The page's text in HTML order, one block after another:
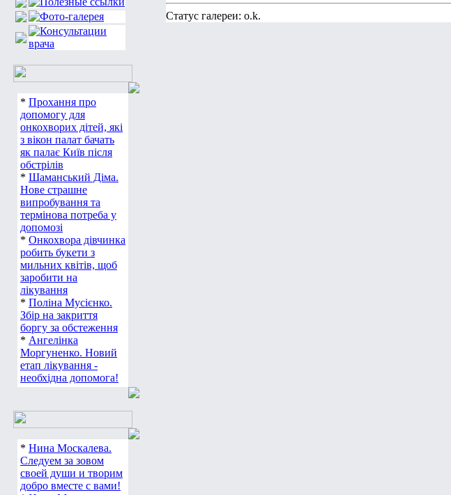
* Прохання про
допомогу для
онкохворих дітей, які
з вікон палат бачать
як палає Київ після
обстрілів
* Шаманський Діма.
Нове страшне
випробування та
термінова потреба у
допомозі
* Онкохвора дівчинка
робить букети з
мильних квітів, щоб
заробити на
лікування
* Поліна Мусієнко.
Збір на закриття
боргу за обстеження
* Ангелінка
Моргуненко. Новий
етап лікування -
необхідна допомога!
* Нина Москалева.
Следуем за зовом
своей души и творим
добро вместе с вами!
Статус галереи: o.k.